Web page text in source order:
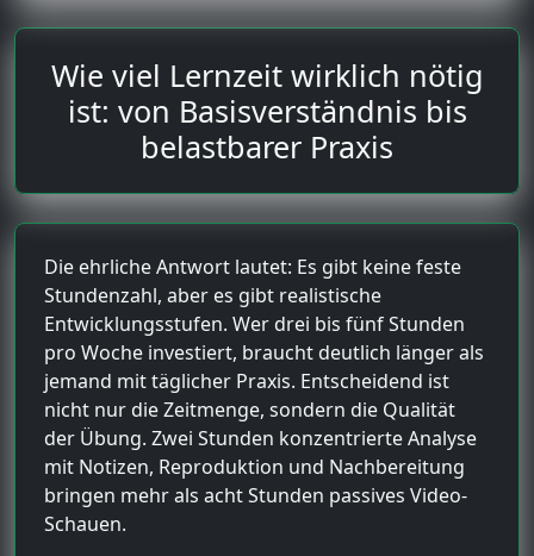
Wie viel Lernzeit wirklich nötig
ist: von Basisverständnis bis
belastbarer Praxis
Die ehrliche Antwort lautet: Es gibt keine feste
Stundenzahl, aber es gibt realistische
Entwicklungsstufen. Wer drei bis fünf Stunden
pro Woche investiert, braucht deutlich länger als
jemand mit täglicher Praxis. Entscheidend ist
nicht nur die Zeitmenge, sondern die Qualität
der Übung. Zwei Stunden konzentrierte Analyse
mit Notizen, Reproduktion und Nachbereitung
bringen mehr als acht Stunden passives Video-
Schauen.